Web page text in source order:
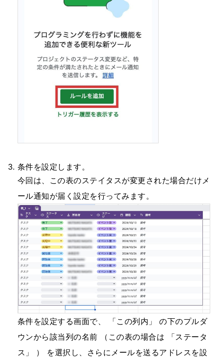
条件を設定します。
今回は、この表のステイタスが変更された場合だけメ
ール通知が届く設定を行ってみます。
条件を設定する画面で、 「この列内」 の下のプルダ
ウンから該当列の名前 （この表の場合は 「ステータ
ス」 ） を選択し、さらにメールを送るアドレスを設